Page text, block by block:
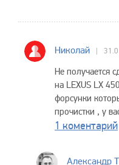
Николай
Не получается
на LEXUS LX
форсунки
прочистки , у
1 коментарий
Александр